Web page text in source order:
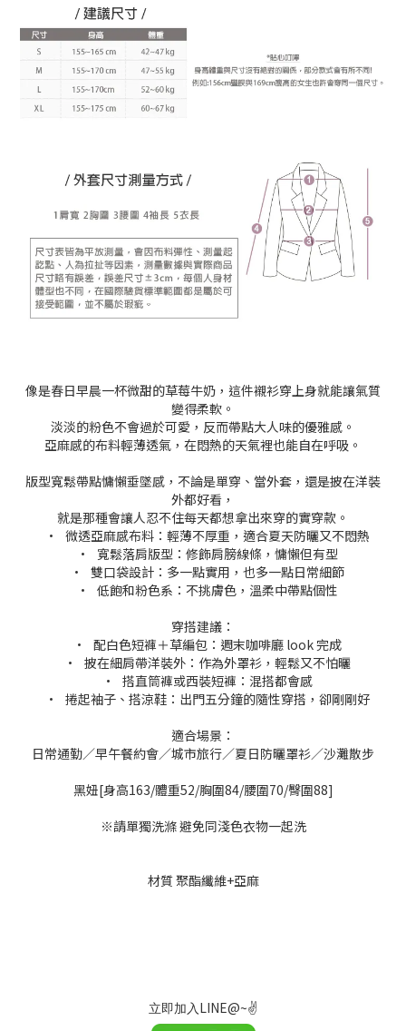
像是春日早晨一杯微甜的草莓牛奶，這件襯衫穿上身就能讓氣質
變得柔軟。
淡淡的粉色不會過於可愛，反而帶點大人味的優雅感。
亞麻感的布料輕薄透氣，在悶熱的天氣裡也能自在呼吸。
版型寬鬆帶點慵懶垂墜感，不論是單穿、當外套，還是披在洋裝
外都好看，
就是那種會讓人忍不住每天都想拿出來穿的實穿款。
• 微透亞麻感布料：輕薄不厚重，適合夏天防曬又不悶熱
• 寬鬆落肩版型：修飾肩膀線條，慵懶但有型
• 雙口袋設計：多一點實用，也多一點日常細節
• 低飽和粉色系：不挑膚色，溫柔中帶點個性
穿搭建議：
• 配白色短褲＋草編包：週末咖啡廳 look 完成
• 披在細肩帶洋裝外：作為外罩衫，輕鬆又不怕曬
• 搭直筒褲或西裝短褲：混搭都會感
• 捲起袖子、搭涼鞋：出門五分鐘的隨性穿搭，卻剛剛好
適合場景：
日常通勤／早午餐約會／城市旅行／夏日防曬罩衫／沙灘散步
黑妞[身高163/體重52/胸圍84/腰圍70/臀圍88]
※請單獨洗滌 避免同淺色衣物一起洗
材質 聚酯纖維+亞麻
立即加入 LINE@~✌